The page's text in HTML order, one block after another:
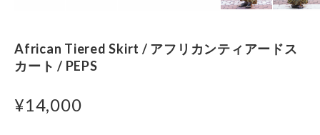
African Tiered Skirt / アフリカンティアードス
カート / PEPS
¥14,000